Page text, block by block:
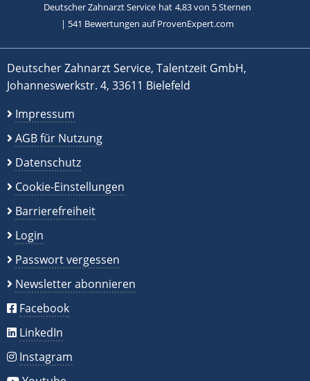
Deutscher Zahnarzt Service hat 4,83von 5Sternen
| 541 Bewertungen auf ProvenExpert.com
Deutscher Zahnarzt Service, Talentzeit GmbH,
Johanneswerkstr. 4, 33611 Bielefeld
Impressum
AGB für Nutzung
Datenschutz
Cookie-Einstellungen
Barrierefreiheit
Login
Passwort vergessen
Newsletter abonnieren
Facebook
LinkedIn
Instagram